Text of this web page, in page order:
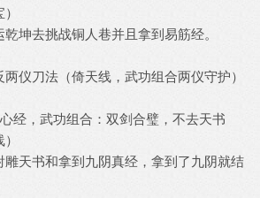
坤去挑战铜人巷并且拿到易筋经。
仪刀法（倚天线，武功组合两仪守护）
经，武功组合：双剑合璧，不去天书
雕天书和拿到九阴真经，拿到了九阴就结